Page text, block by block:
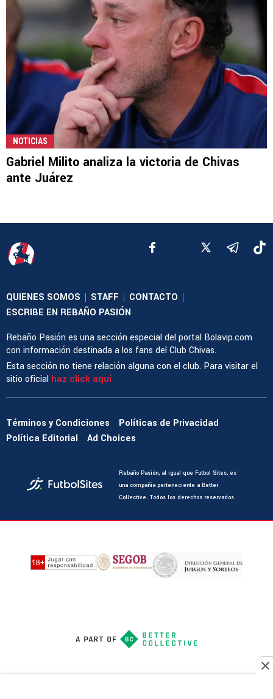
NOTICIAS
Gabriel Milito analiza la victoria de Chivas
ante Juárez
QUIENES SOMOS | STAFF | CONTACTO |
ESCRIBE EN REBAÑO PASIÓN
Rebaño Pasión es una sección especial del portal Bolavip.com
con información destinada a los fans del Club Chivas.
Esta sección no tiene relación alguna con el club. Para visitar el
sitio oficial haz click aquí
Términos y Condiciones
Políticas de Privacidad
Política Editorial
Ad Choices
Rebaño Pasión, al igual que Futbol Sites, es
una compañía perteneciente a Better
Collective. Todos los derechos reservados.